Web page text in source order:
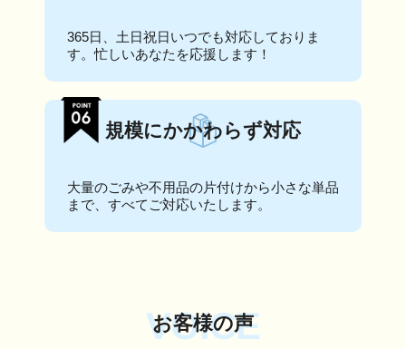
365日、土日祝日いつでも対応しておりま
す。忙しいあなたを応援します！
規模にかかわらず対応
大量のごみや不用品の片付けから小さな単品
まで、すべてご対応いたします。
VOICE
お客様の声